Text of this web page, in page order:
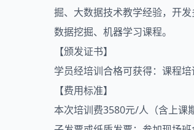
掘、大数据技术教学经验，开
数据挖掘、机器学习课程。
【颁发证书】
学员经培训合格可获得：课程
【费用标准】
本次培训费3580元/人（含上课